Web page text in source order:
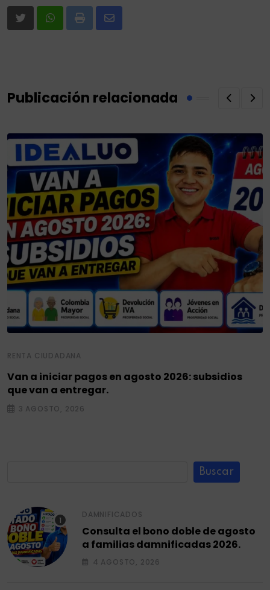
Print
Share
Publicación relacionada
RENTA CIUDADANA
Van a iniciar pagos en agosto 2026: subsidios
que van a entregar.
3 AGOSTO, 2026
Buscar
DAMNIFICADOS
Consulta el bono doble de agosto
a familias damnificadas 2026.
4 AGOSTO, 2026